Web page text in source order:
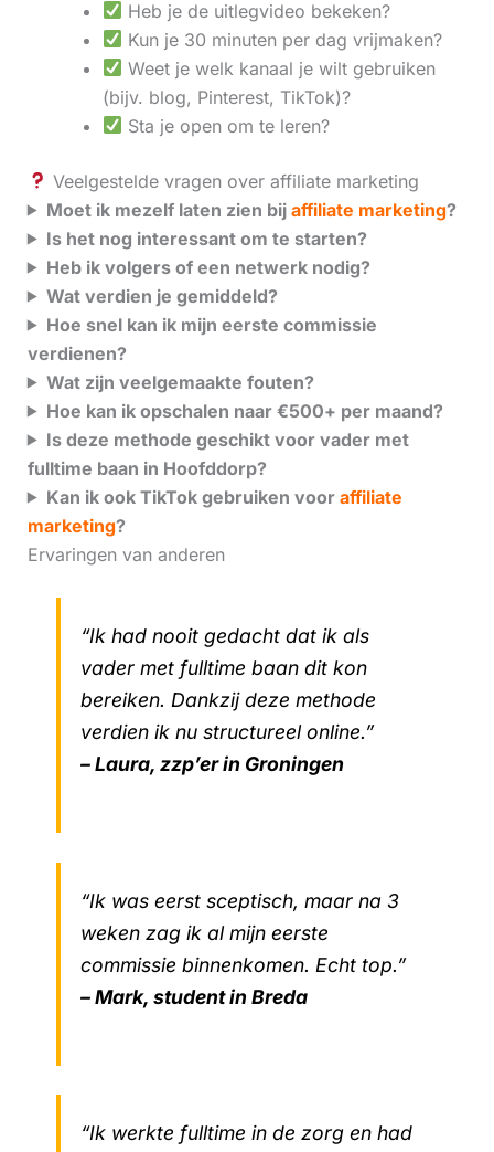
Heb je de uitlegvideo bekeken?
Kun je 30 minuten per dag vrijmaken?
Weet je welk kanaal je wilt gebruiken
(bijv. blog, Pinterest, TikTok)?
Sta je open om te leren?
Veelgestelde vragen over affiliate marketing
Moet ik mezelf laten zien bij affiliate marketing?
Is het nog interessant om te starten?
Heb ik volgers of een netwerk nodig?
Wat verdien je gemiddeld?
Hoe snel kan ik mijn eerste commissie
verdienen?
Wat zijn veelgemaakte fouten?
Hoe kan ik opschalen naar €500+ per maand?
Is deze methode geschikt voor vader met
fulltime baan in Hoofddorp?
Kan ik ook TikTok gebruiken voor affiliate
marketing?
Ervaringen van anderen
“Ik had nooit gedacht dat ik als
vader met fulltime baan dit kon
bereiken. Dankzij deze methode
verdien ik nu structureel online.”
– Laura, zzp’er in Groningen
“Ik was eerst sceptisch, maar na 3
weken zag ik al mijn eerste
commissie binnenkomen. Echt top.”
– Mark, student in Breda
“Ik werkte fulltime in de zorg en had